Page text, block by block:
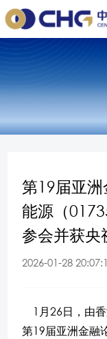
第19届亚
能源（
参会并获央
2026-01-28
1月26日，由
第19届亚洲金融